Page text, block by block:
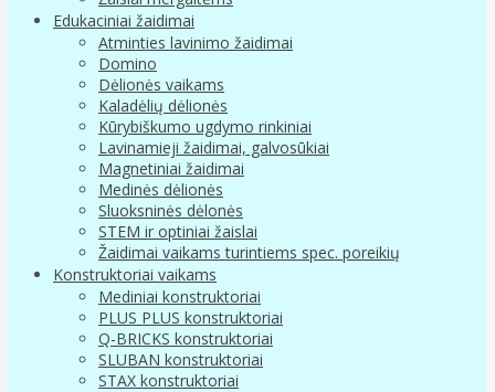
Edukaciniai žaidimai
Atminties lavinimo žaidimai
Domino
Dėlionės vaikams
Kaladėlių dėlionės
Kūrybiškumo ugdymo rinkiniai
Lavinamieji žaidimai, galvosūkiai
Magnetiniai žaidimai
Medinės dėlionės
Sluoksninės dėlonės
STEM ir optiniai žaislai
Žaidimai vaikams turintiems spec. poreikių
Konstruktoriai vaikams
Mediniai konstruktoriai
PLUS PLUS konstruktoriai
Q-BRICKS konstruktoriai
SLUBAN konstruktoriai
STAX konstruktoriai